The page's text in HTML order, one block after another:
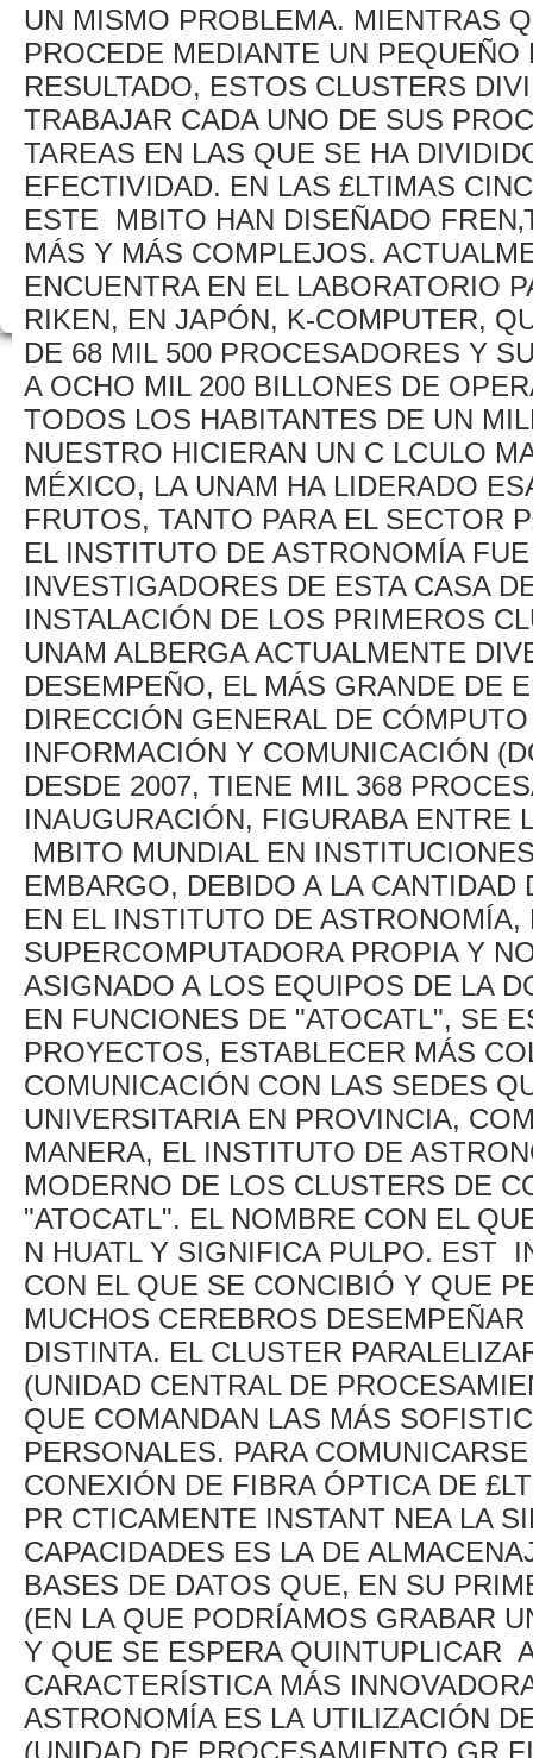
UN MISMO PROBLEMA. MIENTRAS
PROCEDE MEDIANTE UN
RESULTADO, ESTOS CLUSTERS
TRABAJAR CADA UNO DE SUS
TAREAS EN LAS QUE SE HA
EFECTIVIDAD. EN LAS £LTIMAS
ESTE MBITO HAN DISEÑADO
MÁS Y MÁS COMPLEJOS.
ENCUENTRA EN EL LABORATORIO
RIKEN, EN JAPÓN, K-COMPUTER,
DE 68 MIL 500 PROCESADORES Y
A OCHO MIL 200 BILLONES DE
TODOS LOS HABITANTES DE UN
NUESTRO HICIERAN UN C LCULO
MÉXICO, LA UNAM HA LIDERADO
FRUTOS, TANTO PARA EL SECTOR
EL INSTITUTO DE ASTRONOMÍA
INVESTIGADORES DE ESTA CASA
INSTALACIÓN DE LOS PRIMEROS
UNAM ALBERGA ACTUALMENTE
DESEMPEÑO, EL MÁS GRANDE DE
DIRECCIÓN GENERAL DE
INFORMACIÓN Y COMUNICACIÓN
DESDE 2007, TIENE MIL 368
INAUGURACIÓN, FIGURABA ENTRE
MBITO MUNDIAL EN
EMBARGO, DEBIDO A LA
EN EL INSTITUTO DE
SUPERCOMPUTADORA PROPIA Y
ASIGNADO A LOS EQUIPOS DE LA
EN FUNCIONES DE "ATOCATL", SE
PROYECTOS, ESTABLECER MÁS
COMUNICACIÓN CON LAS SEDES
UNIVERSITARIA EN PROVINCIA,
MANERA, EL INSTITUTO DE
MODERNO DE LOS CLUSTERS DE
"ATOCATL". EL NOMBRE CON EL
N HUATL Y SIGNIFICA PULPO. EST
CON EL QUE SE CONCIBIÓ Y QUE
MUCHOS CEREBROS
DISTINTA. EL CLUSTER
(UNIDAD CENTRAL DE
QUE COMANDAN LAS MÁS
PERSONALES. PARA
CONEXIÓN DE FIBRA ÓPTICA DE
PR CTICAMENTE INSTANT NEA LA
CAPACIDADES ES LA DE
BASES DE DATOS QUE, EN SU
(EN LA QUE PODRÍAMOS GRABAR
Y QUE SE ESPERA QUINTUPLICAR
CARACTERÍSTICA MÁS
ASTRONOMÍA ES LA UTILIZACIÓN